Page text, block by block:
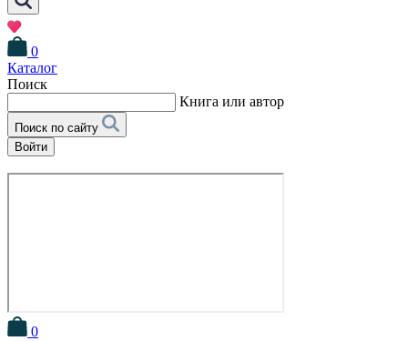
0
Каталог
Поиск
Книга или автор
Поиск по сайту
Войти
0